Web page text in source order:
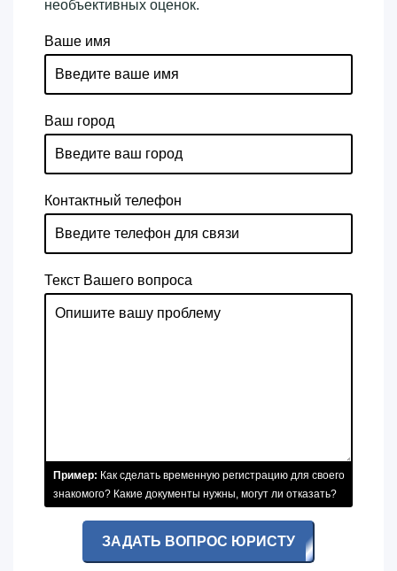
необъективных оценок.
Ваше имя
Ваш город
Контактный телефон
Текст Вашего вопроса
Пример: Как сделать временную регистрацию для своего
знакомого? Какие документы нужны, могут ли отказать?
ЗАДАТЬ ВОПРОС ЮРИСТУ